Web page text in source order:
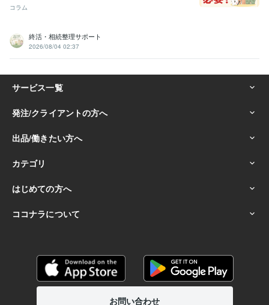
コラム
終活・相続整理サポート
2026/08/04 02:37